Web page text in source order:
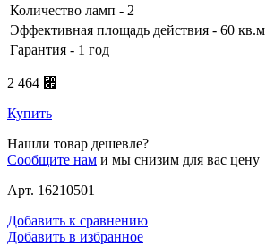
Количество ламп - 2
Эффективная площадь действия - 60 кв.м
Гарантия - 1 год
2 464 ⃏
Купить
Нашли товар дешевле?
Сообщите нам и мы снизим для вас цену
Арт. 16210501
Добавить к сравнению
Добавить в избранное